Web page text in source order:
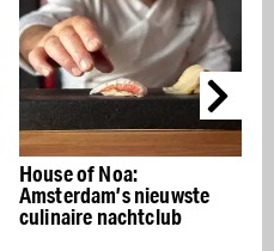
The Seafood Bar op
Damrak: Walhalla voor
visliefhebbers